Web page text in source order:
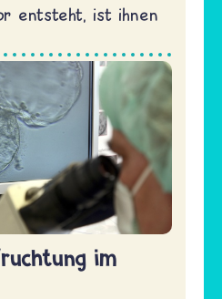
entsteht, ist ihnen
im